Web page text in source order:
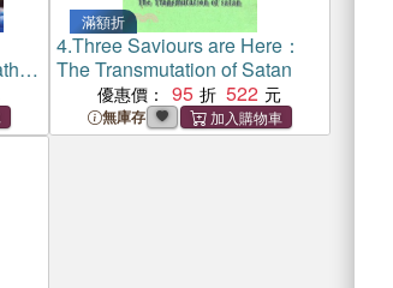
of
滿額折
4.Three Saviours are Here：
The Transmutation of Satan
優惠價： 95 522
無庫存